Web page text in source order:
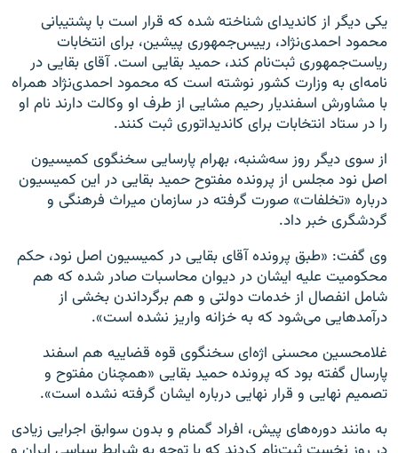
یکی دیگر از کاندیدای شناخته شده که قرار است با پشتیبانی
محمود احمدی‌نژاد، رییس‌جمهوری پیشین، برای انتخابات
ریاست‌‌جمهوری ثبت‌نام کند، حمید بقایی است. آقای بقایی در
نامه‌ای به وزارت کشور نوشته است که محمود احمدی‌نژاد همراه
با مشاورش اسفند‌یار رحیم مشایی از طرف او وکالت دارند نام او
را در ستاد انتخابات برای کاندیداتوری ثبت کنند.
از سوی دیگر روز سه‌شنبه، بهرام پارسایی سخنگوی کمیسیون
اصل نود مجلس از پرونده مفتوح حمید بقایی در این کمیسیون
درباره «تخلفات» صورت گرفته در سازمان میراث فرهنگی و
گردشگری خبر داد.
وی گفت: «طبق پرونده آقای بقایی در کمیسیون اصل نود، حکم
محکومیت علیه ایشان در دیوان محاسبات صادر شده که هم
شامل انفصال از خدمات دولتی و هم برگرداندن بخشی از
درآمدهایی می‌شود که به خزانه واریز نشده است».
غلامحسین محسنی‌ اژه‌ای سخنگوی قوه قضاییه هم اسفند
پارسال گفته بود که پرونده حمید بقایی «همچنان مفتوح و
تصمیم نهایی و قرار نهایی درباره ایشان گرفته نشده است».
به مانند دوره‌های پیش، افراد گمنام و بدون سوابق اجرایی زیادی